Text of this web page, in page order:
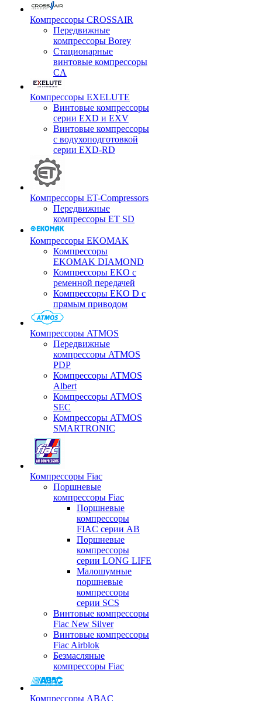
Компрессоры CROSSAIR
Передвижные
компрессоры Borey
Стационарные
винтовые компрессоры
CA
Компрессоры EXELUTE
Винтовые компрессоры
серии EXD и EXV
Винтовые компрессоры
с водухоподготовкой
серии EXD-RD
Компрессоры ET-Compressors
Передвижные
компрессоры ET SD
Компрессоры EKOMAK
Компрессоры
EKOMAK DIAMOND
Компрессоры EKO c
ременной передачей
Компрессоры EKO D с
прямым приводом
Компрессоры ATMOS
Передвижные
компрессоры ATMOS
PDP
Компрессоры ATMOS
Albert
Компрессоры ATMOS
SEC
Компрессоры ATMOS
SMARTRONIC
Компрессоры Fiac
Поршневые
компрессоры Fiac
Поршневые
компрессоры
FIAC серии AB
Поршневые
компрессоры
серии LONG LIFE
Малошумные
поршневые
компрессоры
серии SCS
Винтовые компрессоры
Fiac New Silver
Винтовые компрессоры
Fiac Airblok
Безмасляные
компрессоры Fiac
Компрессоры ABAC